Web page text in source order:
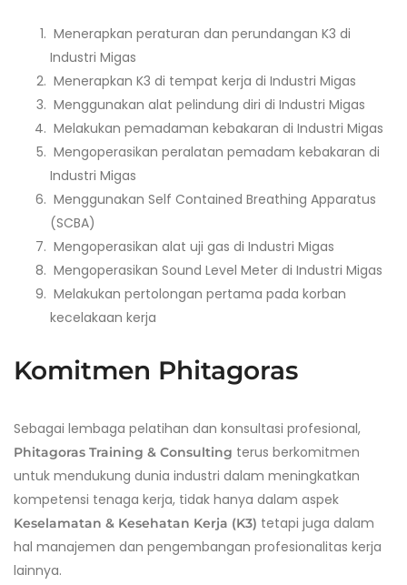
Menerapkan peraturan dan perundangan K3 di
Industri Migas
Menerapkan K3 di tempat kerja di Industri Migas
Menggunakan alat pelindung diri di Industri Migas
Melakukan pemadaman kebakaran di Industri Migas
Mengoperasikan peralatan pemadam kebakaran di
Industri Migas
Menggunakan Self Contained Breathing Apparatus
(SCBA)
Mengoperasikan alat uji gas di Industri Migas
Mengoperasikan Sound Level Meter di Industri Migas
Melakukan pertolongan pertama pada korban
kecelakaan kerja
Komitmen Phitagoras
Sebagai lembaga pelatihan dan konsultasi profesional,
Phitagoras Training & Consulting terus berkomitmen
untuk mendukung dunia industri dalam meningkatkan
kompetensi tenaga kerja, tidak hanya dalam aspek
Keselamatan & Kesehatan Kerja (K3) tetapi juga dalam
hal manajemen dan pengembangan profesionalitas kerja
lainnya.